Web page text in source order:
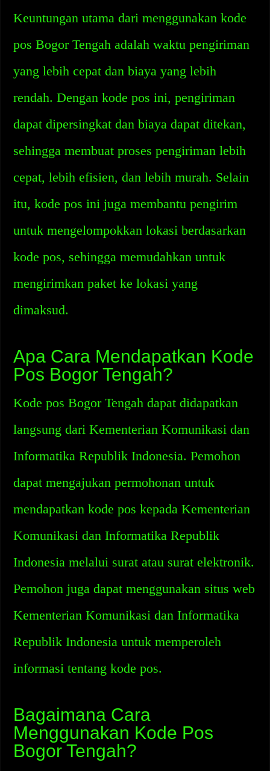
Keuntungan utama dari menggunakan kode
pos Bogor Tengah adalah waktu pengiriman
yang lebih cepat dan biaya yang lebih
rendah. Dengan kode pos ini, pengiriman
dapat dipersingkat dan biaya dapat ditekan,
sehingga membuat proses pengiriman lebih
cepat, lebih efisien, dan lebih murah. Selain
itu, kode pos ini juga membantu pengirim
untuk mengelompokkan lokasi berdasarkan
kode pos, sehingga memudahkan untuk
mengirimkan paket ke lokasi yang
dimaksud.
Apa Cara Mendapatkan Kode
Pos Bogor Tengah?
Kode pos Bogor Tengah dapat didapatkan
langsung dari Kementerian Komunikasi dan
Informatika Republik Indonesia. Pemohon
dapat mengajukan permohonan untuk
mendapatkan kode pos kepada Kementerian
Komunikasi dan Informatika Republik
Indonesia melalui surat atau surat elektronik.
Pemohon juga dapat menggunakan situs web
Kementerian Komunikasi dan Informatika
Republik Indonesia untuk memperoleh
informasi tentang kode pos.
Bagaimana Cara
Menggunakan Kode Pos
Bogor Tengah?